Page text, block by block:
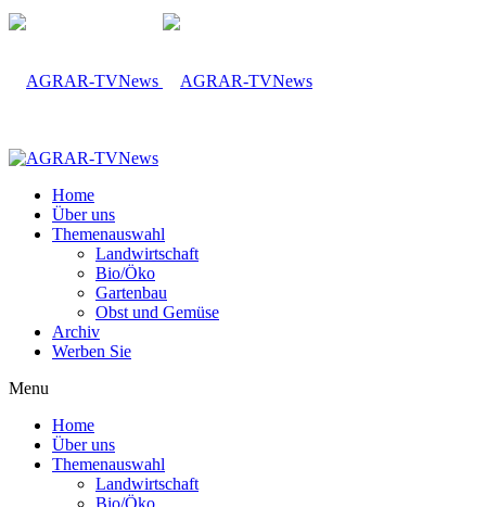
Home
Über uns
Themenauswahl
Landwirtschaft
Bio/Öko
Gartenbau
Obst und Gemüse
Archiv
Werben Sie
Menu
Home
Über uns
Themenauswahl
Landwirtschaft
Bio/Öko